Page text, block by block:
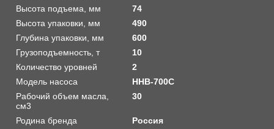
Высота подъема, мм
74
Высота упаковки, мм
490
Глубина упаковки, мм
600
Грузоподъемность, т
10
Количество уровней
2
Модель насоса
HHB-700C
Рабочий объем масла,
см3
30
Родина бренда
Россия